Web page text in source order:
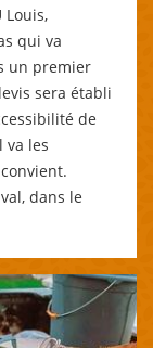
Louis,
qui va
un premier
sera établi
de
va les
dans le